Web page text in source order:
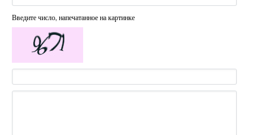
Введите число, напечатанное на картинке